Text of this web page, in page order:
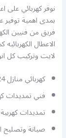
نوفر كهربائي على
بمدى اهمية توفير
الاعطال
لايت وتركيب كل
كهربائي منازل 24 ساعة.
فني تمديدات
تمديدات
صيانة وتصليح